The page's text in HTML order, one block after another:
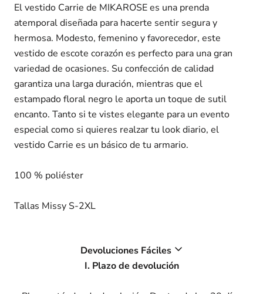
El vestido Carrie de MIKAROSE es una prenda
atemporal diseñada para hacerte sentir segura y
hermosa. Modesto, femenino y favorecedor, este
vestido de escote corazón es perfecto para una gran
variedad de ocasiones. Su confección de calidad
garantiza una larga duración, mientras que el
estampado floral negro le aporta un toque de sutil
encanto. Tanto si te vistes elegante para un evento
especial como si quieres realzar tu look diario, el
vestido Carrie es un básico de tu armario.
100 % poliéster
Tallas Missy S-2XL
Devoluciones Fáciles
I. Plazo de devolución